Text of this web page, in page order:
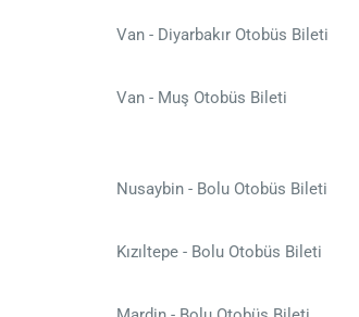
Van - Diyarbakır Otobüs Bileti
Van - Muş Otobüs Bileti
Nusaybin - Bolu Otobüs Bileti
Kızıltepe - Bolu Otobüs Bileti